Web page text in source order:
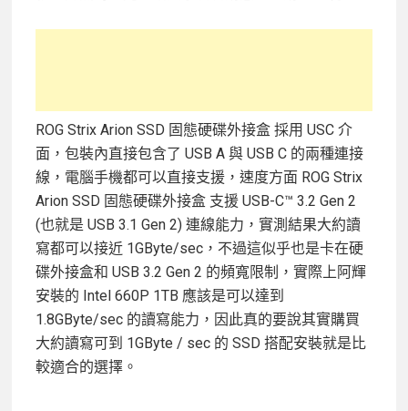
ROG Strix Arion SSD 固態硬碟外接盒 採用 USC 介
面，包裝內直接包含了 USB A 與 USB C 的兩種連接
線，電腦手機都可以直接支援，速度方面 ROG Strix
Arion SSD 固態硬碟外接盒 支援 USB-C™ 3.2 Gen 2
(也就是 USB 3.1 Gen 2) 連線能力，實測結果大約讀
寫都可以接近 1GByte/sec，不過這似乎也是卡在硬
碟外接盒和 USB 3.2 Gen 2 的頻寬限制，實際上阿輝
安裝的 Intel 660P 1TB 應該是可以達到
1.8GByte/sec 的讀寫能力，因此真的要說其實購買
大約讀寫可到 1GByte / sec 的 SSD 搭配安裝就是比
較適合的選擇。